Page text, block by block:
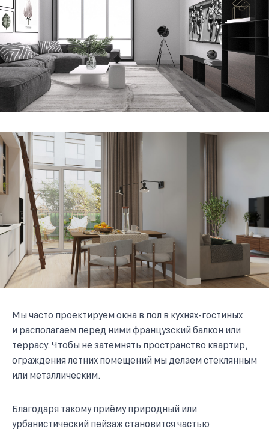
Мы часто проектируем окна в пол в кухнях-гостиных
и располагаем перед ними французский балкон или
террасу. Чтобы не затемнять пространство квартир,
ограждения летних помещений мы делаем стеклянным
или металлическим.
Благодаря такому приёму природный или
урбанистический пейзаж становится частью